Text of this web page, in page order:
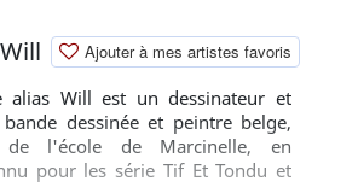
Ajouter à mes artistes favoris
alias Will est un dessinateur et
dessinée et peintre belge,
de l'école de Marcinelle, en
pour les série Tif Et Tondu et